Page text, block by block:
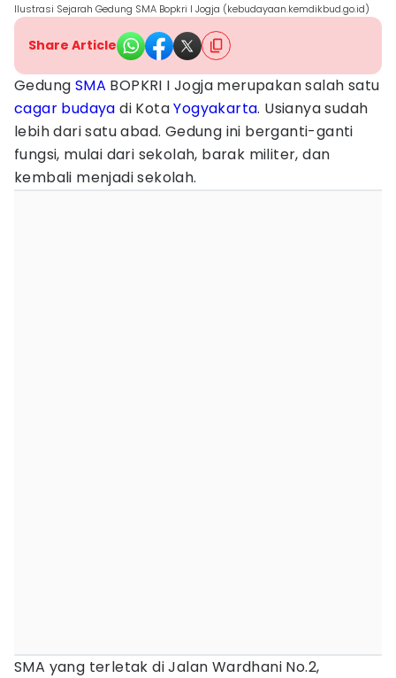
Ilustrasi Sejarah Gedung SMA Bopkri I Jogja (kebudayaan.kemdikbud.go.id)
Share Article
Gedung SMA BOPKRI I Jogja merupakan salah satu
cagar budaya di KotaYogyakarta. Usianya sudah
lebih dari satu abad. Gedung ini berganti-ganti
fungsi, mulai dari sekolah, barak militer, dan
kembali menjadi sekolah.
SMA yang terletak di Jalan Wardhani No.2,